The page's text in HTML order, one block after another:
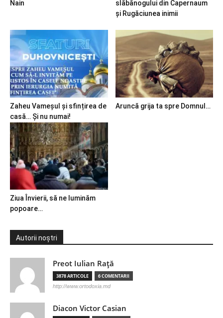
Nain
slăbănogului din Capernaum
și Rugăciunea inimii
Zaheu Vameșul și sfințirea de
casă… Și nu numai!
Aruncă grija ta spre Domnul…
Ziua Învierii, să ne luminăm
popoare…
Autorii noștri
Preot Iulian Raţă
3878 ARTICOLE 6 COMENTARII
http://www.ortodoxia.md
Diacon Victor Casian